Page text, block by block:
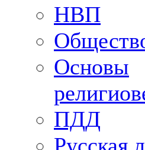
НВП
Основы
ПДД